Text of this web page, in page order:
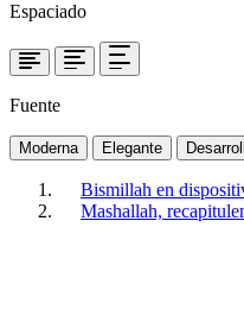
Espaciado
Fuente
Moderna Elegante
Bismillah en
Mashallah,